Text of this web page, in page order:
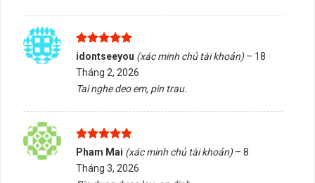
2. Bảng thông số kỹ thuật Ổ cứng SSD
128GB X-STAR 2.5″ SATA III
Được xếp
hạng
55
sao
idontseeyou (xác minh chủ tài khoản) – 18
Tháng 2, 2026
Tai nghe deo em, pin trau.
Được xếp
hạng
55
sao
Pham Mai (xác minh chủ tài khoản) – 8
Tháng 3, 2026